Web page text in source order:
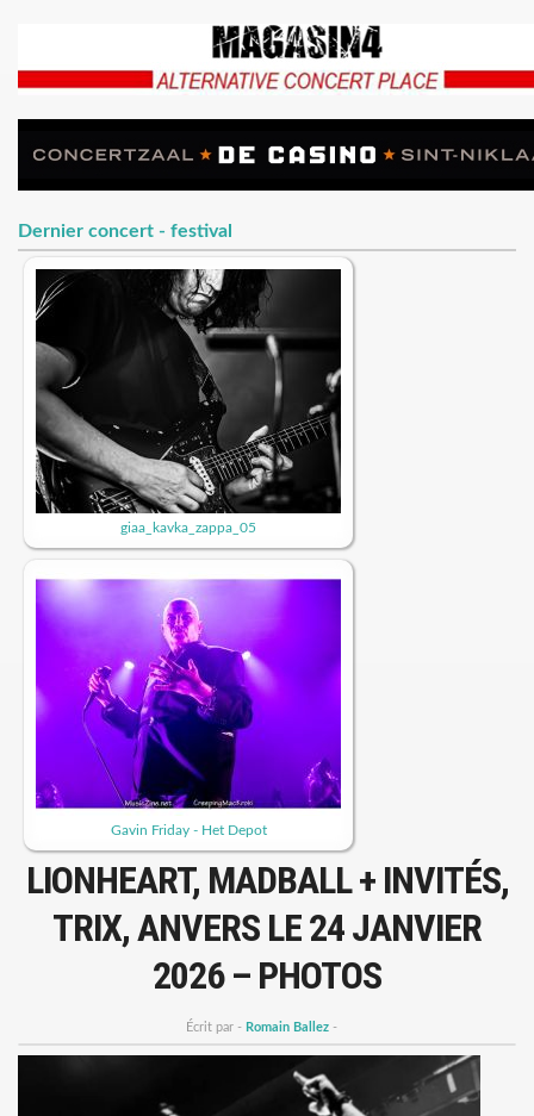
Dernier concert - festival
giaa_kavka_zappa_05
Gavin Friday - Het Depot
LIONHEART, MADBALL + INVITÉS,
TRIX, ANVERS LE 24 JANVIER
2026 – PHOTOS
Écrit par - Romain Ballez-